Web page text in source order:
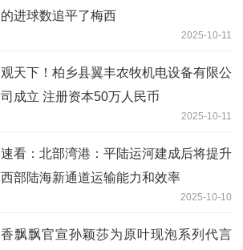
的进球数追平了梅西
2025-10-11
观天下！柏乡县翼丰农牧机电设备有限公
司成立 注册资本50万人民币
2025-10-11
速看：北部湾港：平陆运河建成后将提升
西部陆海新通道运输能力和效率
2025-10-10
香飘飘官宣孙颖莎为原叶现泡系列代言